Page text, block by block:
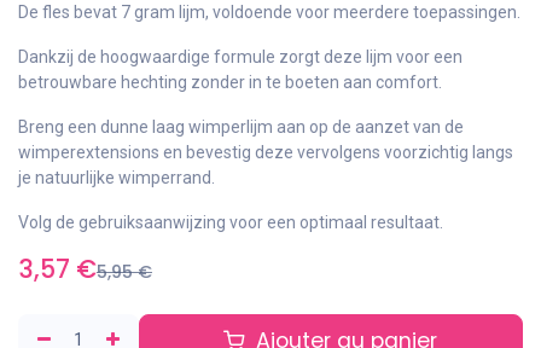
De fles bevat 7 gram lijm, voldoende voor meerdere toepassingen.
Dankzij de hoogwaardige formule zorgt deze lijm voor een
betrouwbare hechting zonder in te boeten aan comfort.
Breng een dunne laag wimperlijm aan op de aanzet van de
wimperextensions en bevestig deze vervolgens voorzichtig langs
je natuurlijke wimperrand.
Volg de gebruiksaanwijzing voor een optimaal resultaat.
3,57 €5,95€
Ajouter au panier